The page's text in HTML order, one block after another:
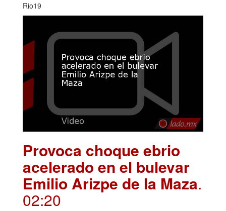
Rio19
Provoca choque ebrio
acelerado en el bulevar
Emilio Arizpe de la Maza.
02:20